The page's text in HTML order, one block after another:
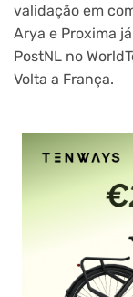
validação em
Arya e Proxima
PostNL no
Volta a França.